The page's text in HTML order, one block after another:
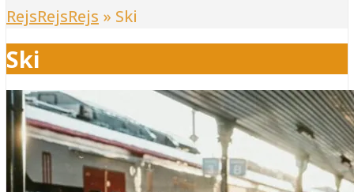
RejsRejsRejs » Ski
Ski